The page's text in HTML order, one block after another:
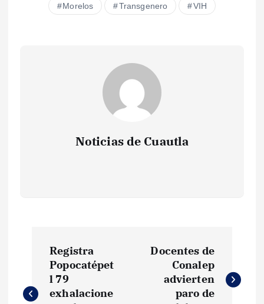
Morelos Transgenero VIH
Noticias de Cuautla
v
Registra
Popocatépet
l 79
exhalacione
Docentes de
Conalep
advierten
paro de